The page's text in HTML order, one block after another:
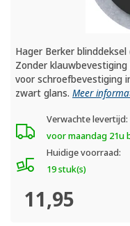
Hager Berker
Zonder
voor schroefbevestiging
zwart glans.Meer
Verwachte levertijd:
voor maandag 21u
Huidige voorraad:
19 stuk(s)
11,95